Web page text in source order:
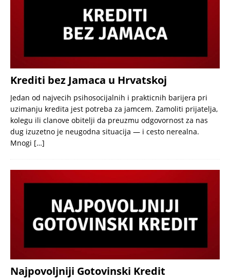
Krediti bez Jamaca u Hrvatskoj
Jedan od najvecih psihosocijalnih i prakticnih barijera pri
uzimanju kredita jest potreba za jamcem. Zamoliti prijatelja,
kolegu ili clanove obitelji da preuzmu odgovornost za nas
dug izuzetno je neugodna situacija — i cesto nerealna.
Mnogi […]
Najpovoljniji Gotovinski Kredit